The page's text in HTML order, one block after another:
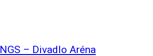
– Divadlo Aréna